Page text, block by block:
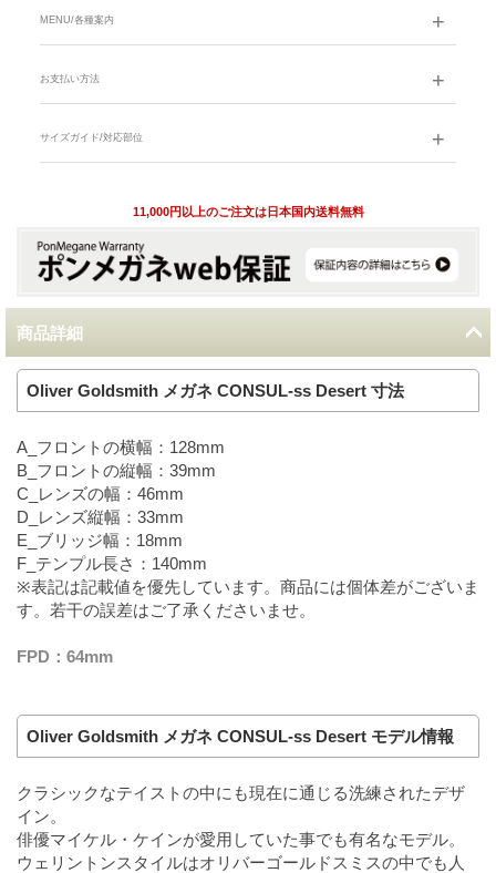
MENU/各種案内
お支払い方法
サイズガイド/対応部位
11,000円以上のご注文は日本国内送料無料
商品詳細
Oliver Goldsmith メガネ CONSUL-ss Desert 寸法
A_フロントの横幅：128mm
B_フロントの縦幅：39mm
C_レンズの幅：46mm
D_レンズ縦幅：33mm
E_ブリッジ幅：18mm
F_テンプル長さ：140mm
※表記は記載値を優先しています。商品には個体差がございま
す。若干の誤差はご了承くださいませ。
FPD：64mm
Oliver Goldsmith メガネ CONSUL-ss Desert モデル情報
クラシックなテイストの中にも現在に通じる洗練されたデザ
イン。
俳優マイケル・ケインが愛用していた事でも有名なモデル。
ウェリントンスタイルはオリバーゴールドスミスの中でも人